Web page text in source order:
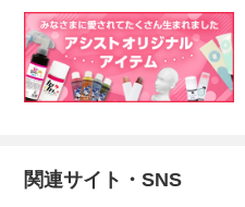
関連サイト・SNS